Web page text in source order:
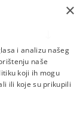
×
i analizu našeg
naše
koji ih mogu
ili koje su prikupili